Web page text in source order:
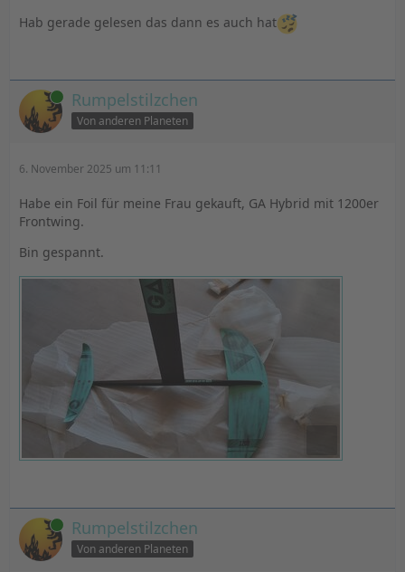
Hab gerade gelesen das dann es auch hat
Online Rumpelstilzchen
Von anderen Planeten
6. November 2025 um 11:11
Habe ein Foil für meine Frau gekauft, GA Hybrid mit 1200er
Frontwing.
Bin gespannt.
Online Rumpelstilzchen
Von anderen Planeten